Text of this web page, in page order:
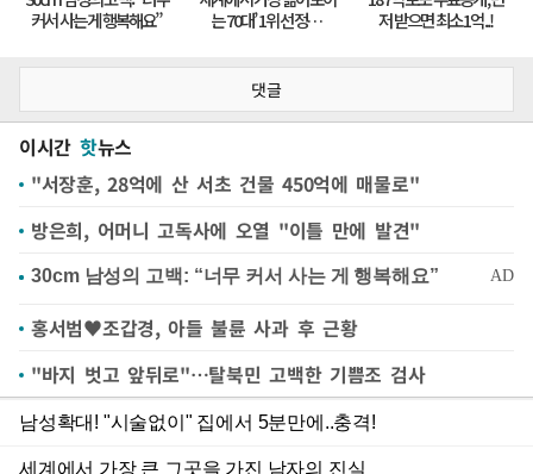
댓글
이시간 핫뉴스
"서장훈, 28억에 산 서초 건물 450억에 매물로"
방은희, 어머니 고독사에 오열 "이틀 만에 발견"
홍서범♥조갑경, 아들 불륜 사과 후 근황
"바지 벗고 앞뒤로"…탈북민 고백한 기쁨조 검사